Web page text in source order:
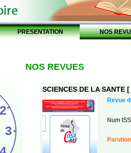
PRESENTATION NOS
NOS REVUES
SCIENCES DE LA SANTE
Revue
Num